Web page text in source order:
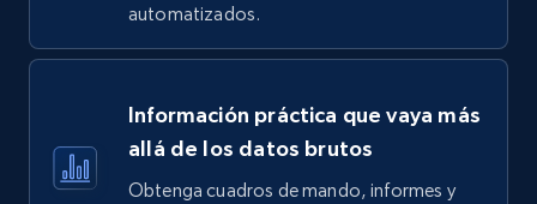
automatizados.
Información práctica que vaya más
allá de los datos brutos
Obtenga cuadros de mando, informes y